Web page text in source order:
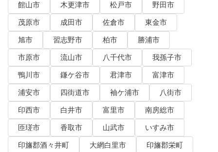
館山市
木更津市 松戸市
野田市
茂原市
成田市 佐倉市
東金市
旭市
習志野市 柏市
勝浦市
市原市
流山市 八千代市
我孫子市
鴨川市
鎌ケ谷市 君津市
富津市
浦安市
四街道市 袖ケ浦市
八街市
印西市
白井市 富里市
南房総市
匝瑳市
香取市 山武市
いすみ市
印旛郡酒々井町
大網白里市
印旛郡栄町